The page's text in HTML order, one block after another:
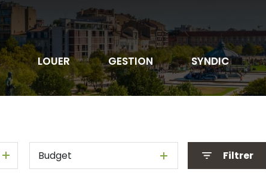
LOUER GESTION SYNDIC
Budget Filtrer